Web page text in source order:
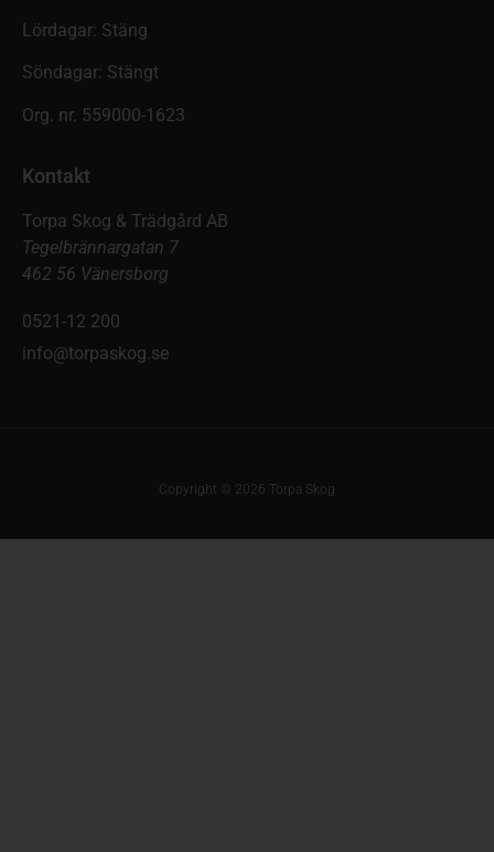
Lördagar: Stäng
Söndagar: Stängt
Org. nr. 559000-1623
Kontakt
Torpa Skog & Trädgård AB
Tegelbrännargatan 7
462 56 Vänersborg
0521-12 200
info@torpaskog.se
Copyright © 2026 Torpa Skog